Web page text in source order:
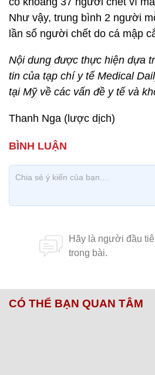
Như vậy, trung bình 2 người
lần số người chết do cá mập
Nội dung được thực hiện dựa
tin của tạp chí y tế Medical
tại Mỹ về các vấn đề y tế và
Thanh Nga (lược dịch)
CÓ THỂ BẠN QUAN TÂM